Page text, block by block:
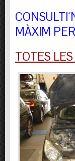
MÀXIM
TOTES